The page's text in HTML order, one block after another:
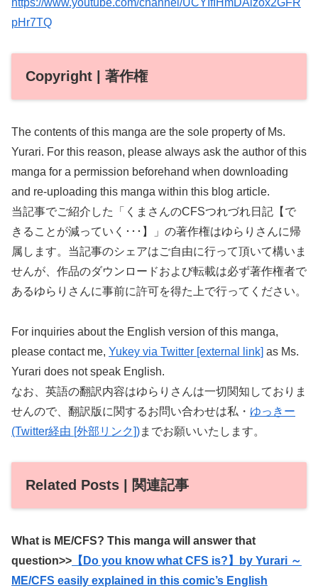
https://www.youtube.com/channel/UCYIfIHmDAlzox2GFR
pHr7TQ
Copyright | 著作権
The contents of this manga are the sole property of Ms.
Yurari. For this reason, please always ask the author of this
manga for a permission beforehand when downloading
and re-uploading this manga within this blog article.
当記事でご紹介した「くまさんのCFSつれづれ日記【で
きることが減っていく･･･】」の著作権はゆらりさんに帰
属します。当記事のシェアはご自由に行って頂いて構いま
せんが、作品のダウンロードおよび転載は必ず著作権者で
あるゆらりさんに事前に許可を得た上で行ってください。
For inquiries about the English version of this manga,
please contact me, Yukey via Twitter [external link] as Ms.
Yurari does not speak English.
なお、英語の翻訳内容はゆらりさんは一切関知しておりま
せんので、翻訳版に関するお問い合わせは私・ ゆっきー
(Twitter経由 [外部リンク])までお願いいたします。
Related Posts | 関連記事
What is ME/CFS? This manga will answer that
question>> 【Do you know what CFS is?】by Yurari ～
ME/CFS easily explained in this comic’s English